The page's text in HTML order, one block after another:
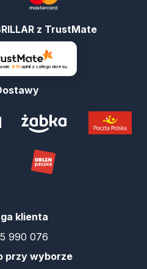
z TrustMate
870 opinii z całego okresu
klienta
990 076
przy wyborze